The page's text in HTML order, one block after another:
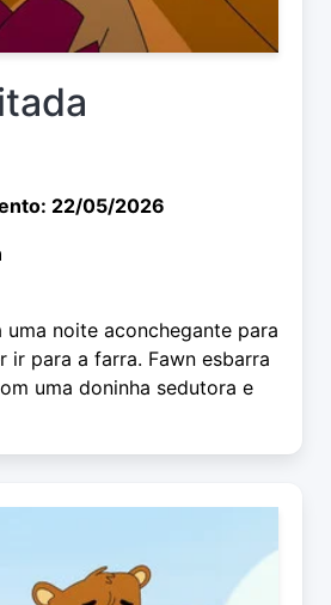
22/05/2026
uma noite aconchegante para
ir para a farra. Fawn esbarra
uma doninha sedutora e